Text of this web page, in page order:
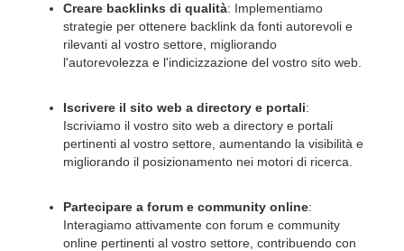
Creare backlinks di qualità: Implementiamo
strategie per ottenere backlink da fonti autorevoli e
rilevanti al vostro settore, migliorando
l'autorevolezza e l'indicizzazione del vostro sito web.
Iscrivere il sito web a directory e portali:
Iscriviamo il vostro sito web a directory e portali
pertinenti al vostro settore, aumentando la visibilità e
migliorando il posizionamento nei motori di ricerca.
Partecipare a forum e community online:
Interagiamo attivamente con forum e community
online pertinenti al vostro settore, contribuendo con